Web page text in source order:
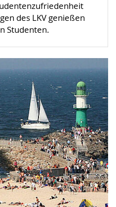
des LKV genießen
Studenten.